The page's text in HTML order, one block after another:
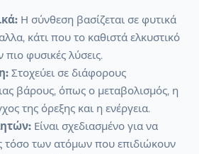
Η σύνθεση βασίζεται σε φυτικά
κάτι που το καθιστά ελκυστικό
φυσικές λύσεις.
Στοχεύει σε διάφορους
βάρους, όπως ο μεταβολισμός, η
της όρεξης και η ενέργεια.
Είναι σχεδιασμένο για να
τόσο των ατόμων που επιδιώκουν